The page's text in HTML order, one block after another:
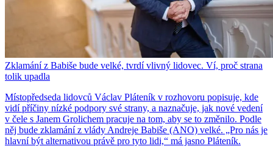
Zklamání z Babiše bude velké, tvrdí vlivný lidovec. Ví, proč strana
tolik upadla
Místopředseda lidovců Václav Pláteník v rozhovoru popisuje, kde
vidí příčiny nízké podpory své strany, a naznačuje, jak nové vedení
v čele s Janem Grolichem pracuje na tom, aby se to změnilo. Podle
něj bude zklamání z vlády Andreje Babiše (ANO) velké. „Pro nás je
hlavní být alternativou právě pro tyto lidi,“ má jasno Pláteník.